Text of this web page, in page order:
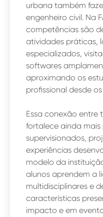
urbana também
engenheiro civil. Na
competências são
atividades práticas,
especializados,
softwares
aproximando os
profissional desde
Essa conexão entre
fortalece ainda
supervisionados,
experiências
modelo da
alunos aprendem a
multidisciplinares e
características
impacto e em